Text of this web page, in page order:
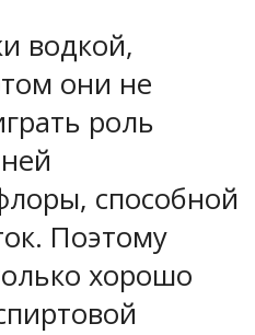
водкой,
они не
роль
способной
Поэтому
хорошо